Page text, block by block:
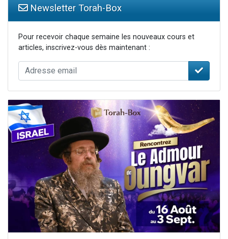
Newsletter Torah-Box
Pour recevoir chaque semaine les nouveaux cours et
articles, inscrivez-vous dès maintenant :